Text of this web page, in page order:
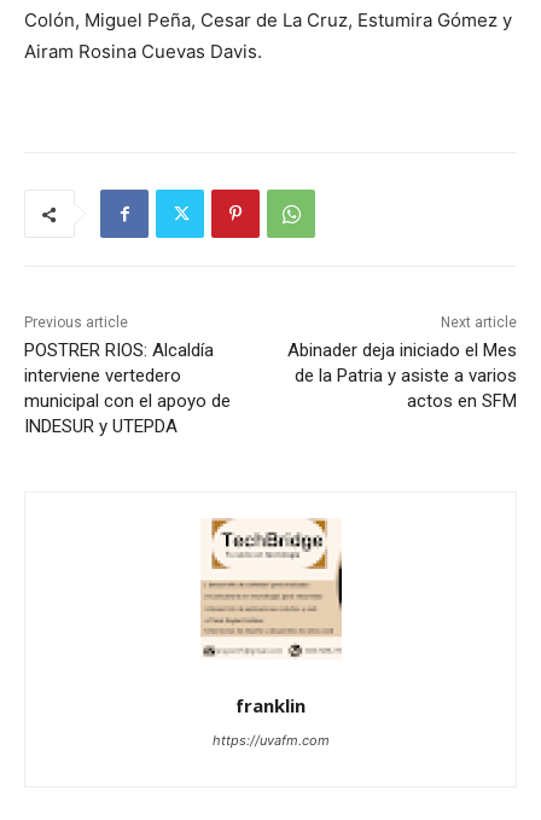
Colón, Miguel Peña, Cesar de La Cruz, Estumira Gómez y
Airam Rosina Cuevas Davis.
Previous article
POSTRER RIOS: Alcaldía
interviene vertedero
municipal con el apoyo de
INDESUR y UTEPDA
Next article
Abinader deja iniciado el Mes
de la Patria y asiste a varios
actos en SFM
franklin
https://uvafm.com